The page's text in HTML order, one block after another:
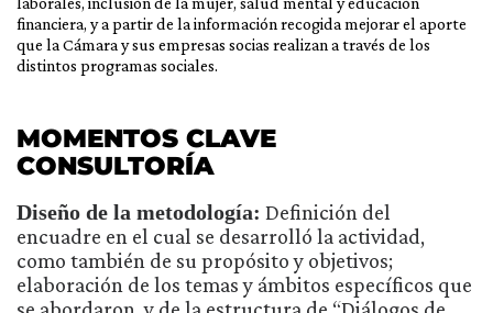
financiera, y a partir de la información recogida mejorar el aporte
que la Cámara y sus empresas socias realizan a través de los
distintos programas sociales.
MOMENTOS CLAVE
CONSULTORÍA
Diseño de la metodología: Definición del
encuadre en el cual se desarrolló la actividad,
como también de su propósito y objetivos;
elaboración de los temas y ámbitos específicos que